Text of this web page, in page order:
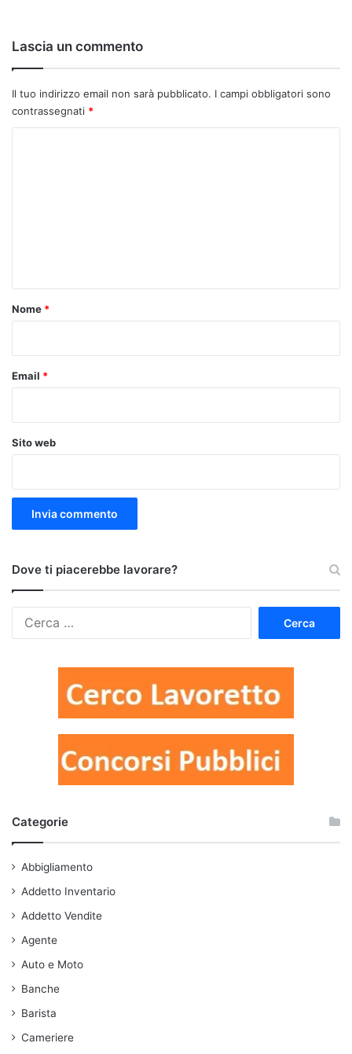
Lascia un commento
Il tuo indirizzo email non sarà pubblicato. I campi obbligatori sono
contrassegnati *
o
Nome *
Email *
Sito web
Dove ti piacerebbe lavorare?
Categorie
Abbigliamento
Addetto Inventario
Addetto Vendite
Agente
Auto e Moto
Banche
Barista
Cameriere